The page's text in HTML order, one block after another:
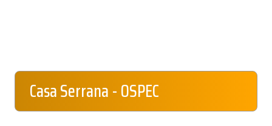
Casa Serrana - OSPEC